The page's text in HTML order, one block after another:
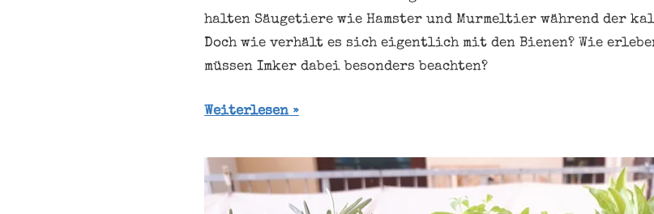
halten Säugetiere wie Hamster und Murmeltier während der
Doch wie verhält es sich eigentlich mit den Bienen? Wie
müssen Imker dabei besonders beachten?
Weiterlesen